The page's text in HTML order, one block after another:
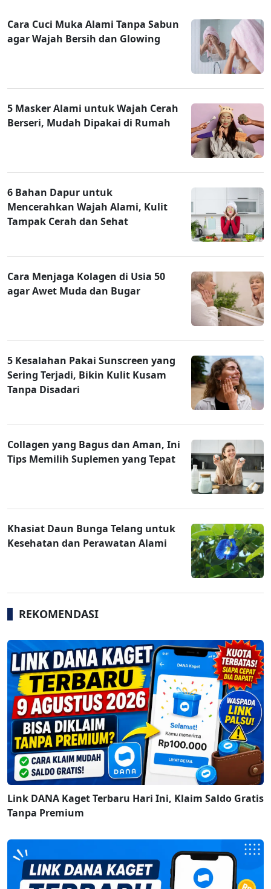
Cara Cuci Muka Alami Tanpa Sabun
agar Wajah Bersih dan Glowing
5 Masker Alami untuk Wajah Cerah
Berseri, Mudah Dipakai di Rumah
6 Bahan Dapur untuk
Mencerahkan Wajah Alami, Kulit
Tampak Cerah dan Sehat
Cara Menjaga Kolagen di Usia 50
agar Awet Muda dan Bugar
5 Kesalahan Pakai Sunscreen yang
Sering Terjadi, Bikin Kulit Kusam
Tanpa Disadari
Collagen yang Bagus dan Aman, Ini
Tips Memilih Suplemen yang Tepat
Khasiat Daun Bunga Telang untuk
Kesehatan dan Perawatan Alami
REKOMENDASI
Link DANA Kaget Terbaru Hari Ini, Klaim Saldo Gratis
Tanpa Premium